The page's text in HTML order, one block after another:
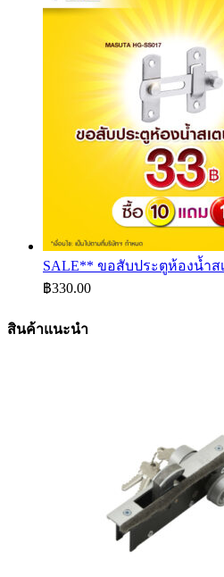
SALE** ขอสับประตูห้องน้ำส
฿330.00
สินค้าแนะนำ